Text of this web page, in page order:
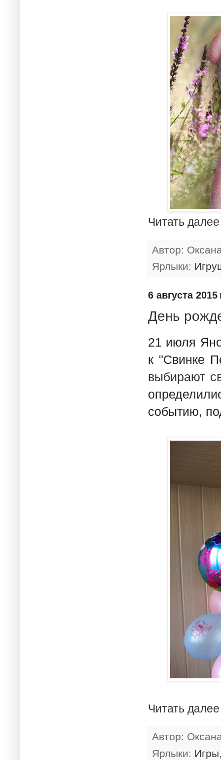
Читать
Автор:
Ярлыки:
6 августа 2015
День
21 июля
к "Свинке
выбирают
событию,
Читать
Автор:
Ярлыки: Игры